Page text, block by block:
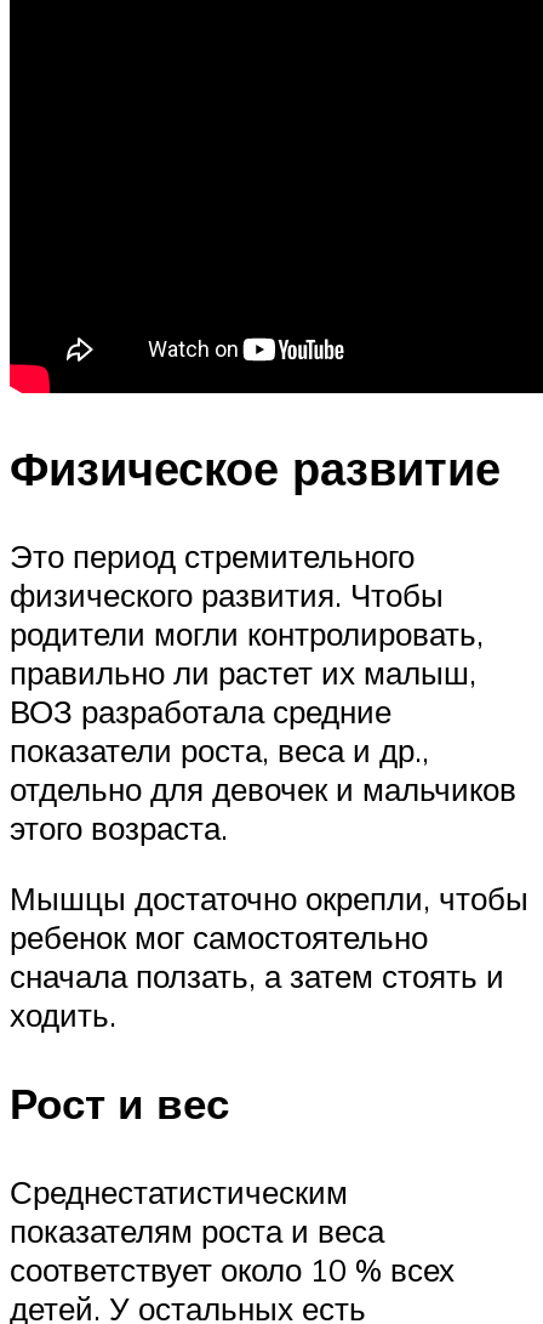
Физическое развитие
Это период стремительного
физического развития. Чтобы
родители могли контролировать,
правильно ли растет их малыш,
ВОЗ разработала средние
показатели роста, веса и др.,
отдельно для девочек и мальчиков
этого возраста.
Мышцы достаточно окрепли, чтобы
ребенок мог самостоятельно
сначала ползать, а затем стоять и
ходить.
Рост и вес
Среднестатистическим
показателям роста и веса
соответствует около 10 % всех
детей. У остальных есть